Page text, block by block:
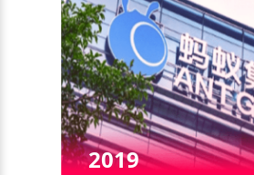
2019